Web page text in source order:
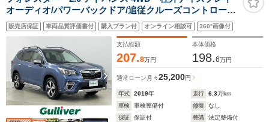
オーディオ/パワーバックドア/追従クルーズコントロー
ル/LEDヘッドライト/コーナーセンサー/シートヒーター/
パワーシート/ハンドルヒーター/バックカメラ/純正18AW/
ルーフレール
販売店保証 車両品質評価書付 購入プラン付 オンライン相談可 360°画像付
支払総額
207.8万円
本体価格
198.6万円
通常ローン 月々25,200円
年式 2019年 走行 6.3万km
車検
車検整備付 修復
なし
保証
保証付 整備
法定整備付